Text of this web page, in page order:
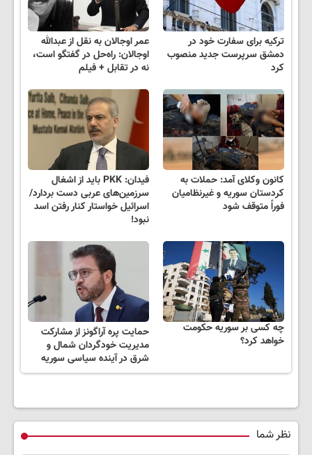
ترکیه برای سفارت خود در
دمشق سرپرست جدید منصوب
کرد
عمر اوجالان به نقل از عبدالله
اوجالان: راه‌حل در گفتگو است،
نه در تقابل + فیلم
کانون وکلای آمد: حملات به
کردستان سوریه و غیرنظامیان
فوراً متوقف شود
فیدان: PKK باید از اشغال
سرزمین‌های عربی دست بردارد/
اسرائیل خواستار کنار رفتن اسد
نبود!
چه کسی بر سوریه حکومت
خواهد کرد؟
حمایت پره آراگونز از مشارکت
مدیریت خودگردان شمال و
شرق در آینده سیاسی سوریه
نظر شما